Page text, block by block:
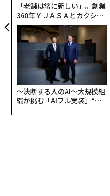
「老舗は常に新しい」。創業
360年ＹＵＡＳＡとカクシン
CEO田尻望が語る、AIを超え
る人の価値
〜決断する人のAI〜大規模組
織が挑む「AIフル実装」“使